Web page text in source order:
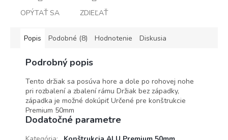
OPÝTAŤ SA ZDIEĽAŤ
Popis Podobné (8) Hodnotenie Diskusia
Podrobný popis
Tento držiak sa posúva hore a dole po rohovej nohe
pri rozbalení a zbalení rámu Držiak bez západky,
západka je možné dokúpiť Určené pre konštrukcie
Premium 50mm
Dodatočné parametre